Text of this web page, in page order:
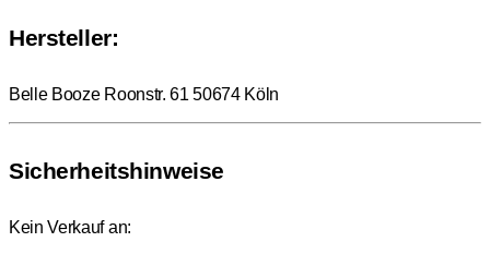
Hersteller:
Belle Booze Roonstr. 61 50674 Köln
Sicherheitshinweise
Kein Verkauf an: